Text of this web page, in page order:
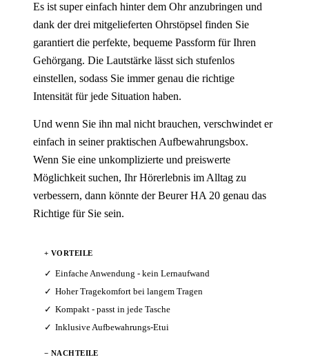
Es ist super einfach hinter dem Ohr anzubringen und
dank der drei mitgelieferten Ohrstöpsel finden Sie
garantiert die perfekte, bequeme Passform für Ihren
Gehörgang. Die Lautstärke lässt sich stufenlos
einstellen, sodass Sie immer genau die richtige
Intensität für jede Situation haben.
Und wenn Sie ihn mal nicht brauchen, verschwindet er
einfach in seiner praktischen Aufbewahrungsbox.
Wenn Sie eine unkomplizierte und preiswerte
Möglichkeit suchen, Ihr Hörerlebnis im Alltag zu
verbessern, dann könnte der Beurer HA 20 genau das
Richtige für Sie sein.
+ VORTEILE
Einfache Anwendung - kein Lernaufwand
Hoher Tragekomfort bei langem Tragen
Kompakt - passt in jede Tasche
Inklusive Aufbewahrungs-Etui
− NACHTEILE